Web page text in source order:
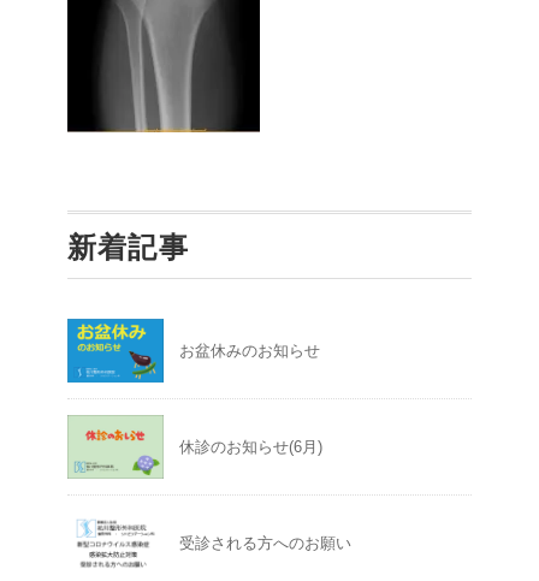
新着記事
お盆休みのお知らせ
休診のお知らせ(6月)
受診される方へのお願い